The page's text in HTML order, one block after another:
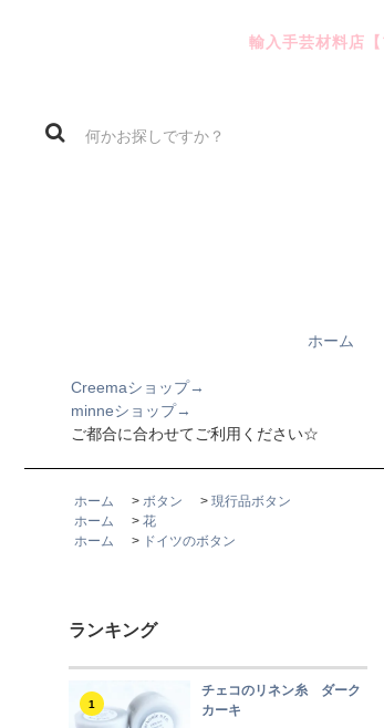
輸入手芸材料店
ホーム
Creemaショップ→
minneショップ→
ご都合に合わせてご利用ください☆
ホーム > ボタン > 現行品ボタン
ホーム
> 花
ホーム
> ドイツのボタン
ランキング
1
チェコのリネン糸 ダーク
カーキ